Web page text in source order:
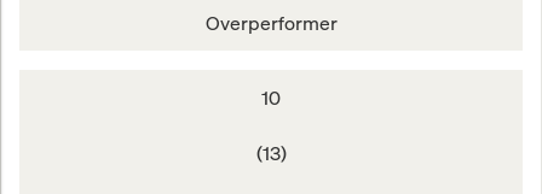
Overperformer
10
(13)